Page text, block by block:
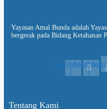
Yayasan Amal Bunda adalah
bergerak pada Bidang Ketahanan
Facebook-
f
Facebook-
f
Tentang Kami